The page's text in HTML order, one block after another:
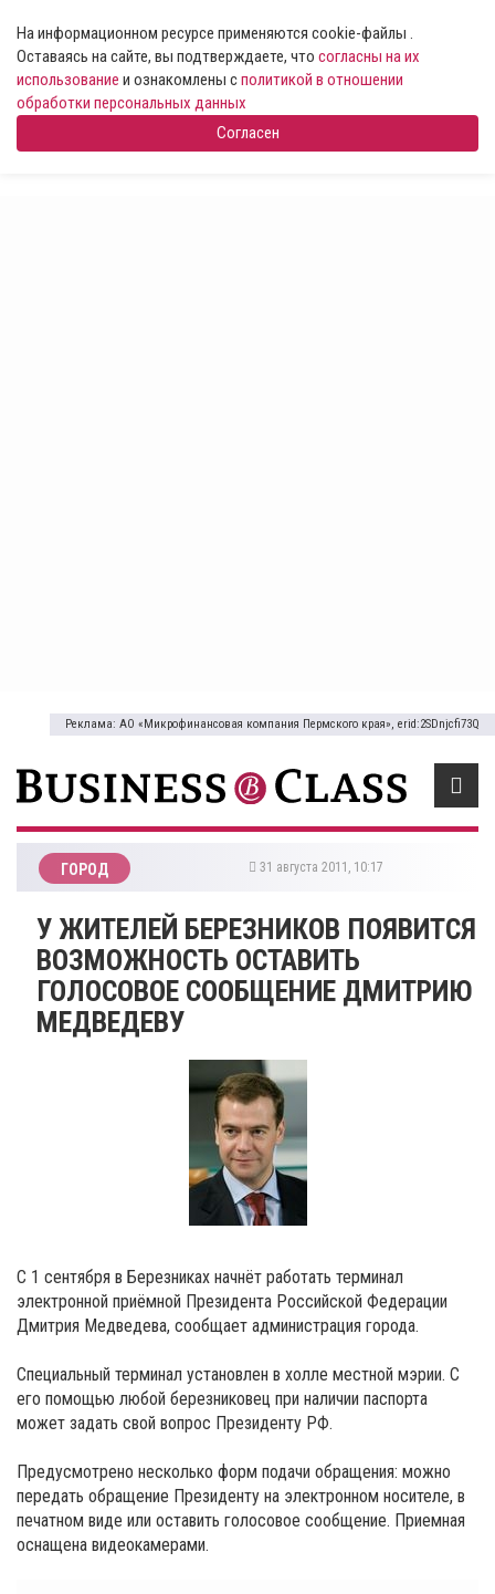
На информационном ресурсе применяются cookie-файлы .
Оставаясь на сайте, вы подтверждаете, что согласны на их
использование и ознакомлены сполитикой в отношении
обработки персональных данных
Согласен
Реклама: АО «Микрофинансовая компания Пермского края», erid:2SDnjcfi73Q
ГОРОД 31 августа 2011, 10:17
У ЖИТЕЛЕЙ БЕРЕЗНИКОВ ПОЯВИТСЯ
ВОЗМОЖНОСТЬ ОСТАВИТЬ
ГОЛОСОВОЕ СООБЩЕНИЕ ДМИТРИЮ
МЕДВЕДЕВУ
С 1 сентября в Березниках начнёт работать терминал
электронной приёмной Президента Российской Федерации
Дмитрия Медведева, сообщает администрация города.
Специальный терминал установлен в холле местной мэрии. С
его помощью любой березниковец при наличии паспорта
может задать свой вопрос Президенту РФ.
Предусмотрено несколько форм подачи обращения: можно
передать обращение Президенту на электронном носителе, в
печатном виде или оставить голосовое сообщение. Приемная
оснащена видеокамерами.